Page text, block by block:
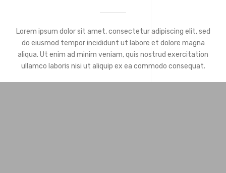
Lorem ipsum dolor sit amet, consectetur adipiscing elit, sed
do eiusmod tempor incididunt ut labore et dolore magna
aliqua. Ut enim ad minim veniam, quis nostrud exercitation
ullamco laboris nisi ut aliquip ex ea commodo consequat.